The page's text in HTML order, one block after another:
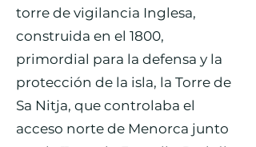
torre de vigilancia Inglesa,
construida en el 1800,
primordial para la defensa y la
protección de la isla, la Torre de
Sa Nitja, que controlaba el
acceso norte de Menorca junto